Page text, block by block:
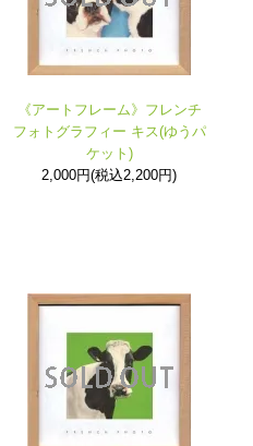
《アートフレーム》フレンチ
フォトグラフィー キス(ゆうパ
ケット)
2,000円(税込2,200円)